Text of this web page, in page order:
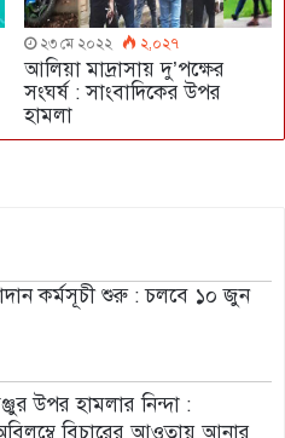
২৩ মে ২০২২ ২,০২৭
আলিয়া মাদ্রাসায় দু’পক্ষের
সংঘর্ষ : সাংবাদিকের উপর
হামলা
কর্মসূচী শুরু : চলবে ১০ জুন
উপর হামলার নিন্দা :
অবিলম্বে বিচারের আওতায় আনার